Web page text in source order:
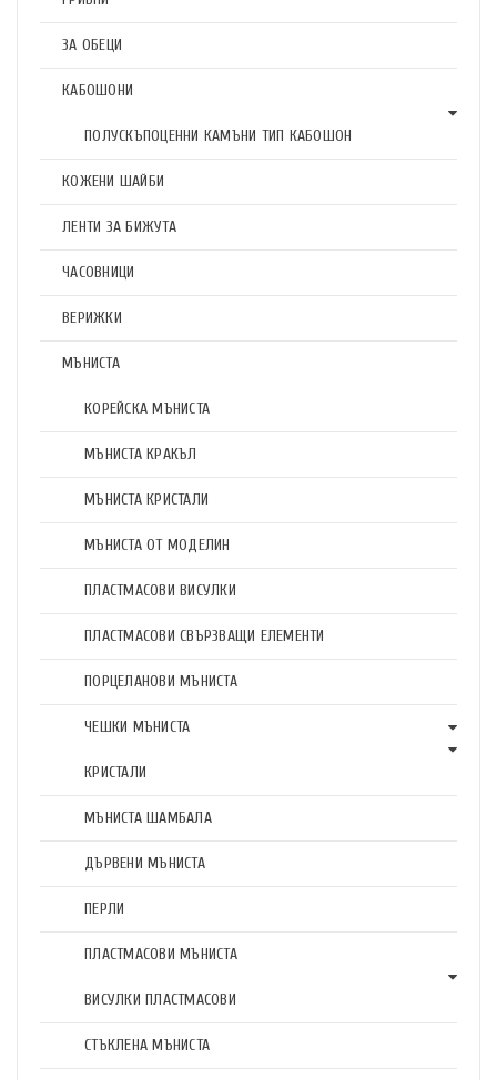
ЗА ОБЕЦИ
КАБОШОНИ
ПОЛУСКЪПОЦЕННИ КАМЪНИ ТИП КАБОШОН
КОЖЕНИ ШАЙБИ
ЛЕНТИ ЗА БИЖУТА
ЧАСОВНИЦИ
ВЕРИЖКИ
МЪНИСТА
КОРЕЙСКА МЪНИСТА
МЪНИСТА КРАКЪЛ
МЪНИСТА КРИСТАЛИ
МЪНИСТА ОТ МОДЕЛИН
ПЛАСТМАСОВИ ВИСУЛКИ
ПЛАСТМАСОВИ СВЪРЗВАЩИ ЕЛЕМЕНТИ
ПОРЦЕЛАНОВИ МЪНИСТА
ЧЕШКИ МЪНИСТА
КРИСТАЛИ
МЪНИСТА ШАМБАЛА
ДЪРВЕНИ МЪНИСТА
ПЕРЛИ
ПЛАСТМАСОВИ МЪНИСТА
ВИСУЛКИ ПЛАСТМАСОВИ
СТЪКЛЕНА МЪНИСТА